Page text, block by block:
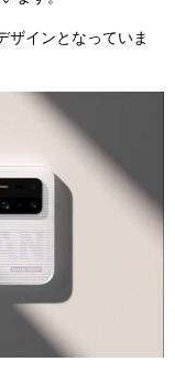
ザインとなっていま